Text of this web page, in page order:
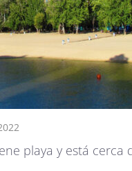
playa y está cerca